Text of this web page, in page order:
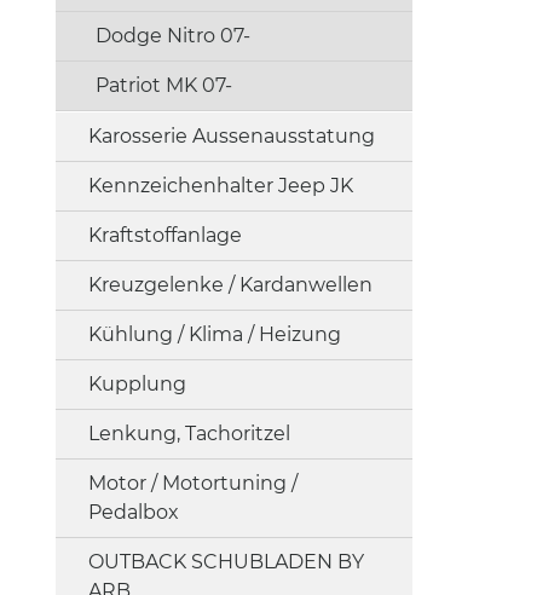
Dodge Nitro 07-
Patriot MK 07-
Karosserie Aussenausstatung
Kennzeichenhalter Jeep JK
Kraftstoffanlage
Kreuzgelenke / Kardanwellen
Kühlung / Klima / Heizung
Kupplung
Lenkung, Tachoritzel
Motor / Motortuning /
Pedalbox
OUTBACK SCHUBLADEN BY